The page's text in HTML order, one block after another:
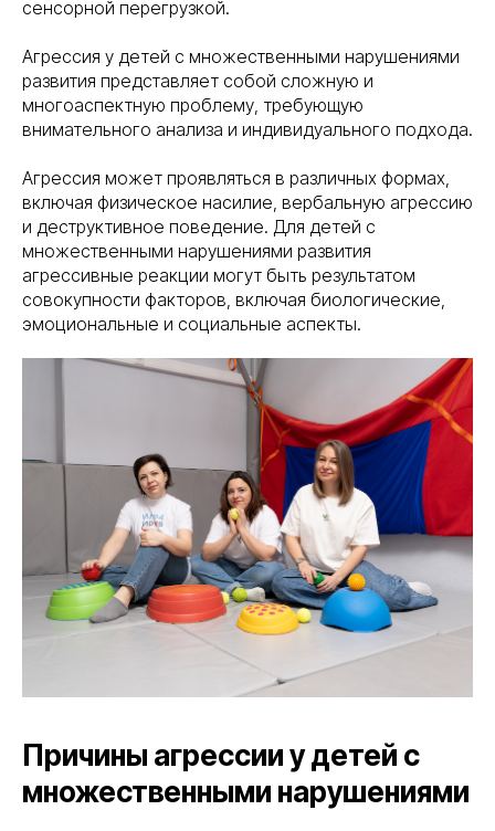
сенсорной перегрузкой.
Агрессия у детей с множественными нарушениями
развития представляет собой сложную и
многоаспектную проблему, требующую
внимательного анализа и индивидуального подхода.
Агрессия может проявляться в различных формах,
включая физическое насилие, вербальную агрессию
и деструктивное поведение. Для детей с
множественными нарушениями развития
агрессивные реакции могут быть результатом
совокупности факторов, включая биологические,
эмоциональные и социальные аспекты.
Причины агрессии у детей с
множественными нарушениями